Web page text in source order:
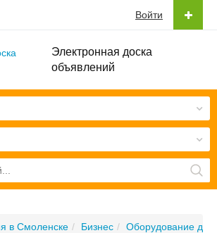
Электронная доска
объявлений
Войти
в Смоленске Бизнес Оборудование для